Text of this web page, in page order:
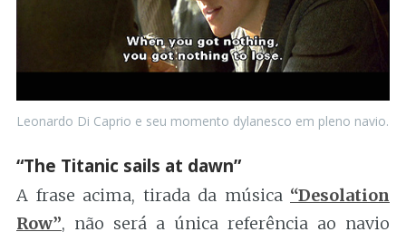
Leonardo Di Caprio e seu momento dylanesco em pleno navio.
“The Titanic sails at dawn”
A frase acima, tirada da música “Desolation
Row”, não será a única referência ao navio